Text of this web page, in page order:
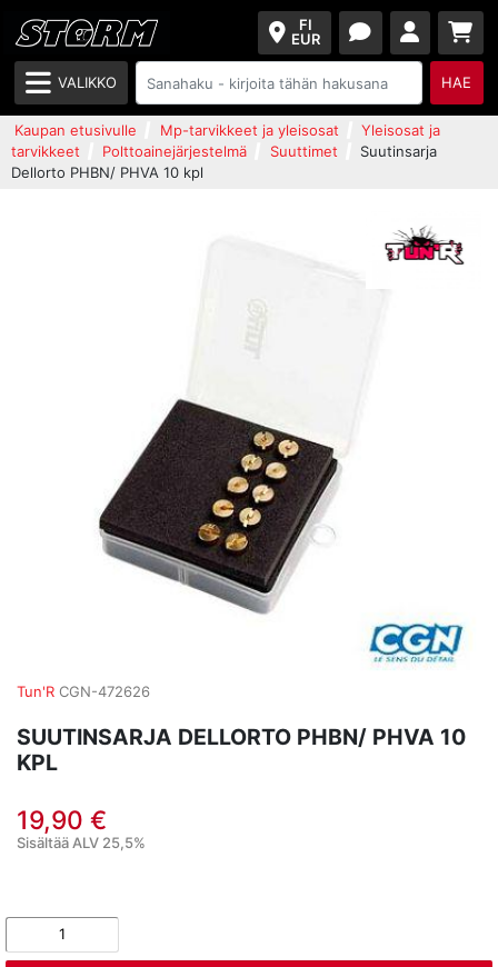
FI
EUR
VALIKKO HAE
Kaupan etusivulle Mp-tarvikkeet ja yleisosat
Yleisosat ja
tarvikkeet
Polttoainejärjestelmä Suuttimet
Suutinsarja
Dellorto PHBN/ PHVA 10 kpl
Tun'R CGN-472626
SUUTINSARJA DELLORTO PHBN/ PHVA 10
KPL
19,90 €
Sisältää ALV 25,5%